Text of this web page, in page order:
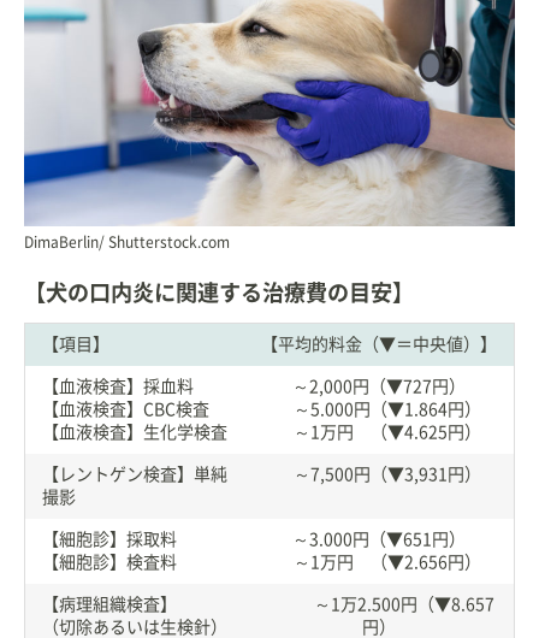
DimaBerlin/ Shutterstock.com
【犬の口内炎に関連する治療費の目安】
【項目】 【平均的料金（▼＝中央値）】
【血液検査】採血料
【血液検査】CBC検査
【血液検査】生化学検査
～2,000円（▼727円）
～5.000円（▼1.864円）
～1万円 （▼4.625円）
【レントゲン検査】単純
撮影
～7,500円（▼3,931円）
【細胞診】採取料
【細胞診】検査料
～3.000円（▼651円）
～1万円 （▼2.656円）
【病理組織検査】
（切除あるいは生検針）
～1万2.500円（▼8.657
円）